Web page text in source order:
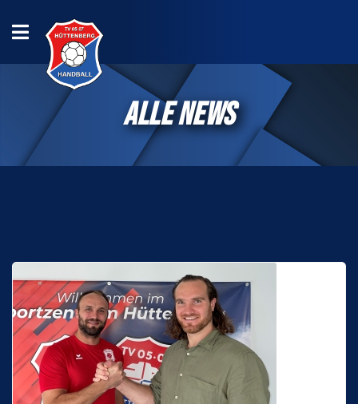
ALLE NEWS